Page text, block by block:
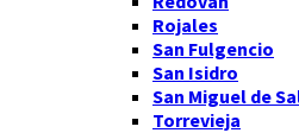
Rojales
San Fulgencio
San Isidro
San Miguel de
Torrevieja